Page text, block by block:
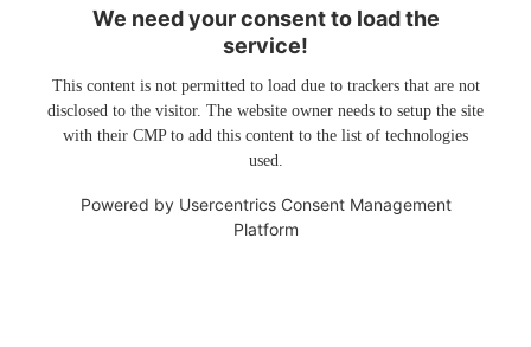
We need your consent to load the
service!
This content is not permitted to load due to trackers that are not
disclosed to the visitor. The website owner needs to setup the site
with their CMP to add this content to the list of technologies
used.
Powered by Usercentrics Consent Management
Platform